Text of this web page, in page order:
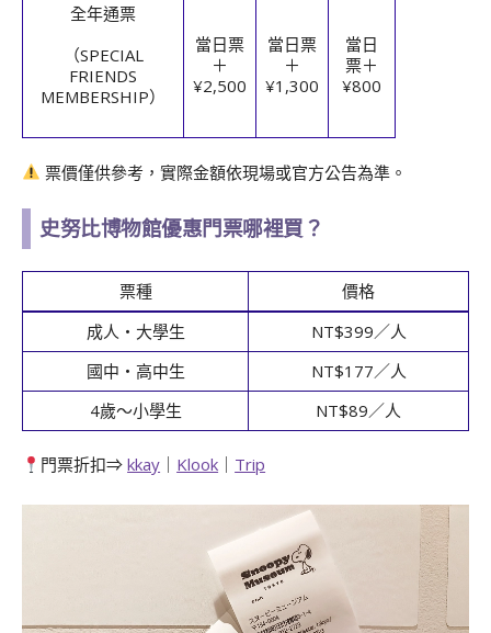
全年通票
（SPECIAL
FRIENDS
MEMBERSHIP）
當日票
＋
¥2,500
當日票
＋
¥1,300
當日
票＋
¥800
票價僅供參考，實際金額依現場或官方公告為準。
史努比博物館優惠門票哪裡買？
票種
價格
成人・大學生
NT$399／人
國中・高中生
NT$177／人
4歲〜小學生
NT$89／人
門票折扣⇒kkay Klook Trip